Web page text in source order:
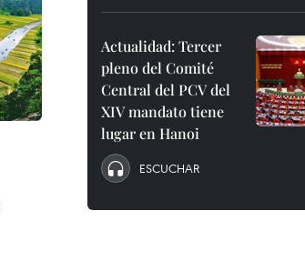
Actualidad: Tercer
pleno del Comité
Central del PCV del
XIV mandato tiene
lugar en Hanoi
ESCUCHAR